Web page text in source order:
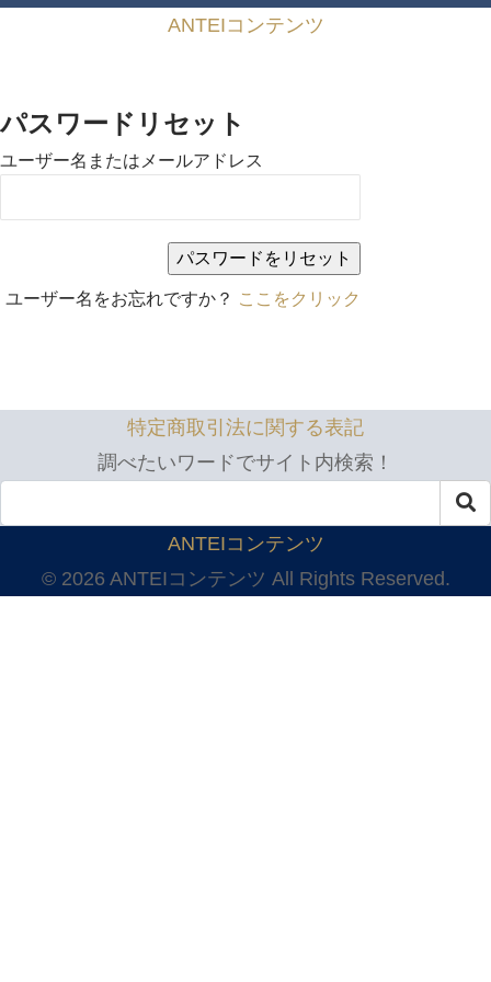
ANTEIコンテンツ
パスワードリセット
ユーザー名またはメールアドレス
ユーザー名をお忘れですか？ ここをクリック
特定商取引法に関する表記
調べたいワードでサイト内検索！
ANTEIコンテンツ
© 2026 ANTEIコンテンツ All Rights Reserved.